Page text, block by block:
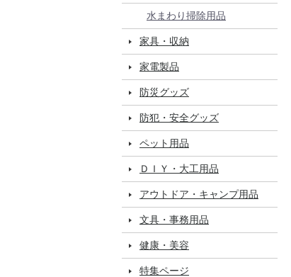
水まわり掃除用品
家具・収納
家電製品
防災グッズ
防犯・安全グッズ
ペット用品
ＤＩＹ・大工用品
アウトドア・キャンプ用品
文具・事務用品
健康・美容
特集ページ